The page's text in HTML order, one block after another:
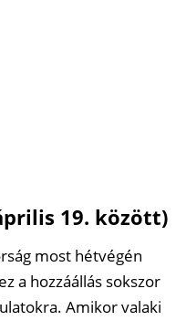
19. között)
most hétvégén
a hozzáállás sokszor
Amikor valaki